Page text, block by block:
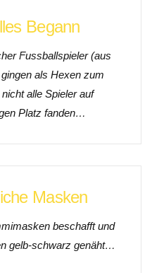
Begann
Fussballspieler (aus
als Hexen zum
alle Spieler auf
Platz fanden…
Masken
beschafft und
gelb-schwarz genäht…